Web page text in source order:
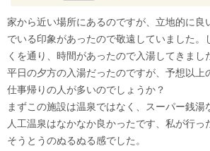
家から近い場所にあるのですが、立地的に良
でいる印象があったので敬遠していました。
くを通り、時間があったので入湯してきまし
平日の夕方の入湯だったのですが、予想以上
仕事帰りの人が多いのでしょうか？
まずこの施設は温泉ではなく、スーパー銭湯
人工温泉はなかなか良かったです、私が行っ
そうとうのぬるぬる感でした。